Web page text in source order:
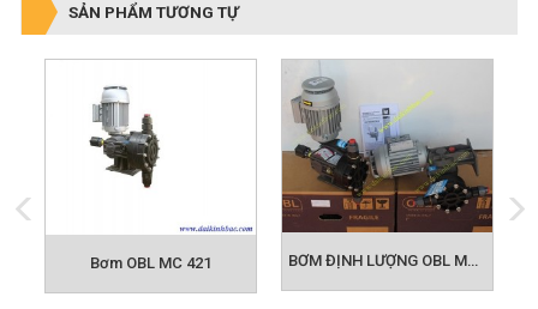
SẢN PHẨM TƯƠNG TỰ
Bơm OBL MC 421